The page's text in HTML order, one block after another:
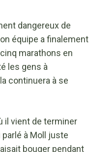
dangereux de
équipe a finalement
marathons en
les gens à
continuera à se
il vient de terminer
à Moll juste
bouger pendant